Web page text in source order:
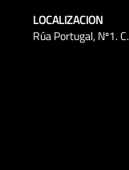
LOCALIZACION
Rúa Portugal, Nº1.